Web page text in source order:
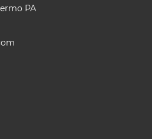
PA